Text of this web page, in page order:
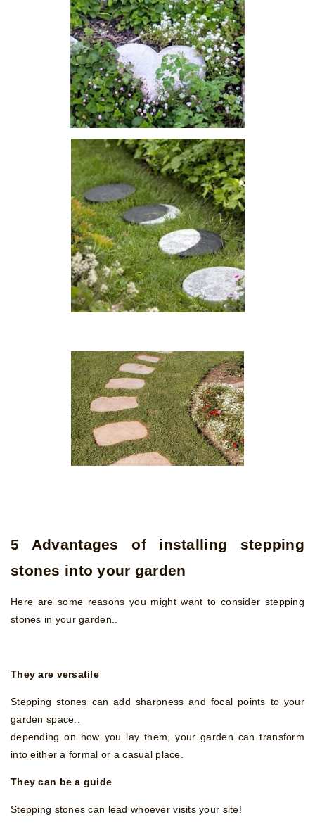
5 Advantages of installing stepping
stones into your garden
Here are some reasons you might want to consider stepping
stones in your garden..
They are versatile
Stepping stones can add sharpness and focal points to your
garden space..
depending on how you lay them, your garden can transform
into either a formal or a casual place.
They can be a guide
Stepping stones can lead whoever visits your site!